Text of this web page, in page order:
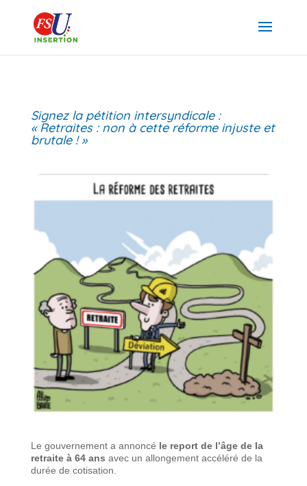
Signez la pétition intersyndicale :
« Retraites : non à cette réforme injuste et
brutale ! »
Le gouvernement a annoncé le report de l’âge de la
retraite à 64 ans avec un allongement accéléré de la
durée de cotisation.